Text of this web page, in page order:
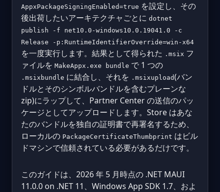
AppxPackageSigningEnabled=true を設定し、その
後出荷したいアーキテクチャごとに dotnet
publish -f net10.0-windows10.0.19041.0 -c
Release -p:RuntimeIdentifierOverride=win-x64
を一度実行します。結果として得られた .msix フ
ァイルを MakeAppx.exe bundle で 1 つの
.msixbundle に結合し、それを .msixupload(バン
ドルとそのシンボルバンドルを含むプレーンな
zip)にラップして、Partner Center の送信のパッ
ケージとしてアップロードします。Store はあな
たのバンドルを独自の証明書で再署名するため、
ローカルの PackageCertificateThumbprint はビル
ドマシンで信頼されている必要があるだけです。
このガイドは、2026 年 5 月時点の .NET MAUI
11.0.0 on .NET 11、Windows App SDK 1.7、およ